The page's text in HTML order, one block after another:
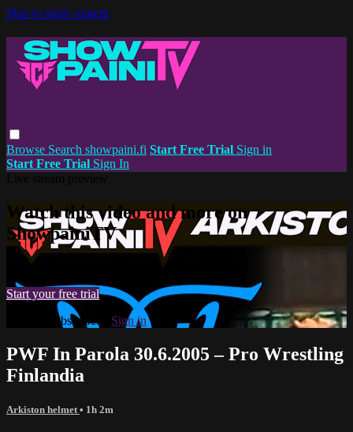
Skip to main content
Browse Search showpaini.fi Start Free Trial Sign in
Start Free Trial Sign In
Watch this video and more on
ShowpainiTV
Watch this video and more on ShowpainiTV
Start your free trial
Already subscribed? Sign in
PWF In Parola 30.6.2005 – Pro Wrestling
Finlandia
Arkiston helmet • 1h 2m